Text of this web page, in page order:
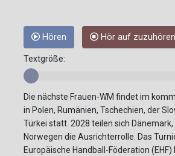
Hören Hör auf zuzuhören
Textgröße:
Die nächste Frauen-WM findet im
in Polen, Rumänien, Tschechien, der
Türkei statt. 2028 teilen sich
Norwegen die Ausrichterrolle. Das
Europäische Handball-Föderation